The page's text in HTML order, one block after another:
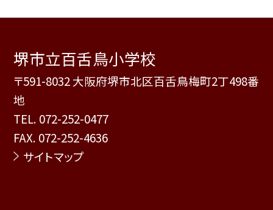
堺市立百舌鳥小学校
〒591-8032 大阪府堺市北区百舌鳥梅町2丁498番
地
TEL. 072-252-0477
FAX. 072-252-4636
サイトマップ